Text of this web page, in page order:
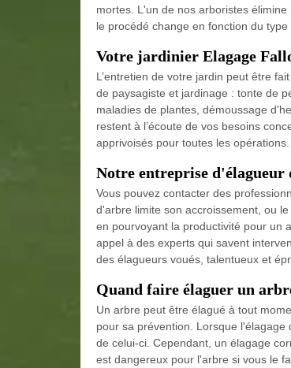
mortes. L'un de nos arboristes
le procédé change en fonction du type
Votre jardinier Elagage
L’entretien de votre jardin peut être
de paysagiste et jardinage : tonte de
maladies de plantes, démoussage
restent à l’écoute de vos besoins
apprivoisés pour toutes les
Notre entreprise d'élagueur
Vous pouvez contacter des
d'arbre limite son accroissement, ou
en pourvoyant la productivité pour un
appel à des experts qui savent
des élagueurs voués, talentueux et
Quand faire élaguer un
Un arbre peut être élagué à tout
pour sa prévention. Lorsque
de celui-ci. Cependant, un élagage
est dangereux pour l'arbre si vous le